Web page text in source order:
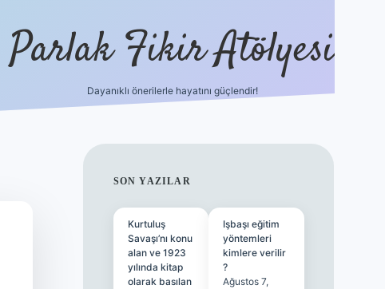
Parlak Fikir Atölyesi
Dayanıklı önerilerle hayatını güçlendir!
SIDEBAR
SON YAZILAR
Kurtuluş
Savaşı’nı konu
alan ve 1923
yılında kitap
olarak basılan
Işbaşı eğitim
yöntemleri
kimlere verilir
?
Ağustos 7,
ilbet casino